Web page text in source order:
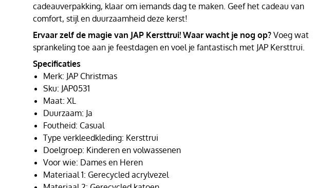
cadeauverpakking, klaar om iemands dag te maken. Geef het cadeau van
comfort, stijl en duurzaamheid deze kerst!
Ervaar zelf de magie van JAP Kersttrui! Waar wacht je nog op? Voeg wat
sprankeling toe aan je feestdagen en voel je fantastisch met JAP Kersttrui.
Specificaties
Merk: JAP Christmas
Sku: JAP0531
Maat: XL
Duurzaam: Ja
Foutheid: Casual
Type verkleedkleding: Kersttrui
Doelgroep: Kinderen en volwassenen
Voor wie: Dames en Heren
Materiaal 1: Gerecycled acrylvezel